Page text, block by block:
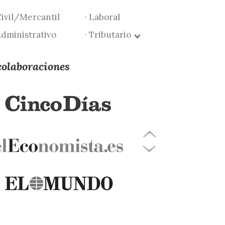
Mercantil
· Laboral
· Tributario